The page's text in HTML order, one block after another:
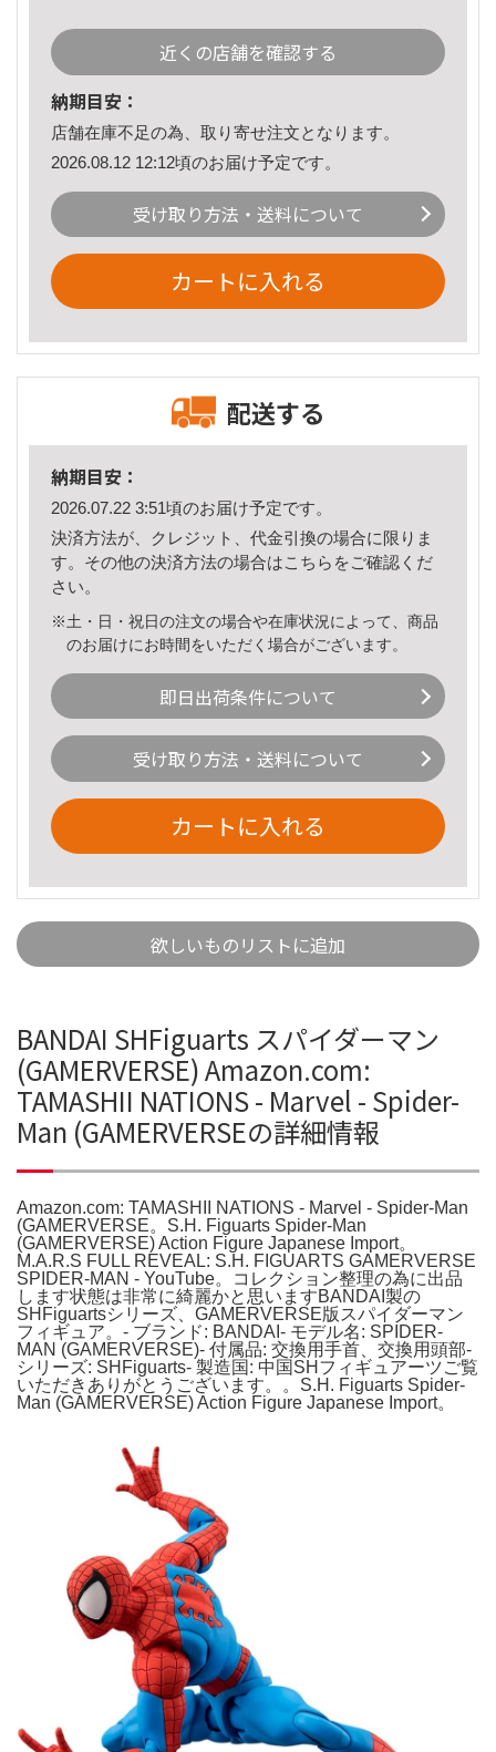
近くの店舗を確認する
納期目安：
店舗在庫不足の為、取り寄せ注文となります。
2026.08.12 12:12頃のお届け予定です。
受け取り方法・送料について
カートに入れる
配送する
納期目安：
2026.07.22 3:51頃のお届け予定です。
決済方法が、クレジット、代金引換の場合に限りま
す。その他の決済方法の場合はこちら をご確認くだ
さい。
※土・日・祝日の注文の場合や在庫状況によって、商品
のお届けにお時間をいただく場合がございます。
即日出荷条件について
受け取り方法・送料について
カートに入れる
欲しいものリストに追加
BANDAI SHFiguarts スパイダーマン
(GAMERVERSE) Amazon.com:
TAMASHII NATIONS - Marvel - Spider-
Man (GAMERVERSEの詳細情報
Amazon.com: TAMASHII NATIONS - Marvel - Spider-Man
(GAMERVERSE。S.H. Figuarts Spider-Man
(GAMERVERSE) Action Figure Japanese Import。
M.A.R.S FULL REVEAL: S.H. FIGUARTS GAMERVERSE
SPIDER-MAN - YouTube。コレクション整理の為に出品
します状態は非常に綺麗かと思いますBANDAI製の
SHFiguartsシリーズ、GAMERVERSE版スパイダーマン
フィギュア。- ブランド: BANDAI- モデル名: SPIDER-
MAN (GAMERVERSE)- 付属品: 交換用手首、交換用頭部-
シリーズ: SHFiguarts- 製造国: 中国SHフィギュアーツご覧
いただきありがとうございます。。S.H. Figuarts Spider-
Man (GAMERVERSE) Action Figure Japanese Import。